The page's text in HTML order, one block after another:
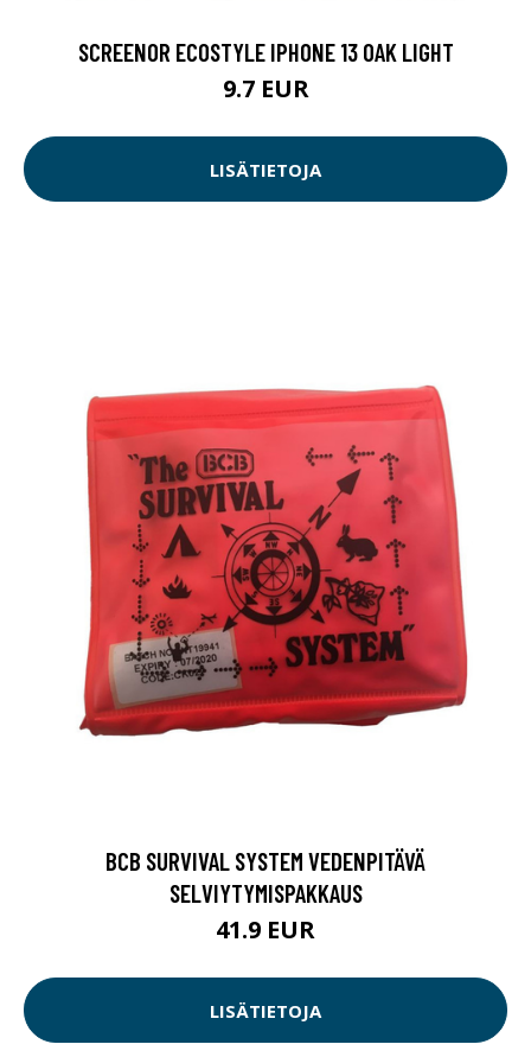
SCREENOR ECOSTYLE IPHONE 13 OAK LIGHT
9.7 EUR
LISÄTIETOJA
BCB SURVIVAL SYSTEM VEDENPITÄVÄ
SELVIYTYMISPAKKAUS
41.9 EUR
LISÄTIETOJA